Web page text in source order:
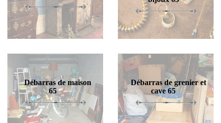
Débarras de maison
65
Débarras de grenier et
cave 65